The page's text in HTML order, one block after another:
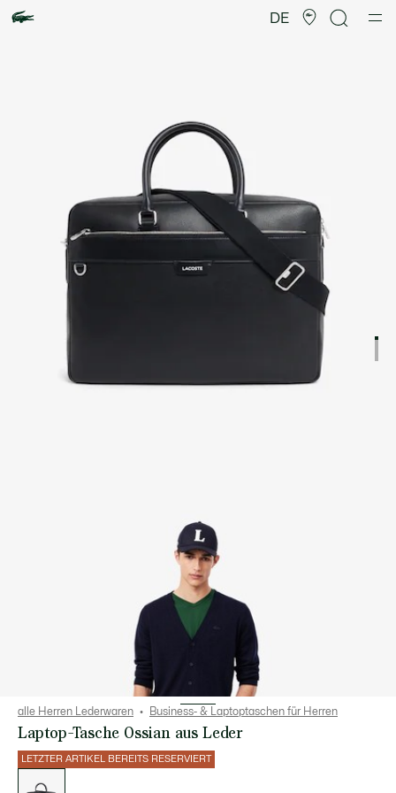
DE
alle Herren Lederwaren Business- & Laptoptaschen für Herren
Laptop-Tasche Ossian aus Leder
LETZTER ARTIKEL BEREITS RESERVIERT
Varianten